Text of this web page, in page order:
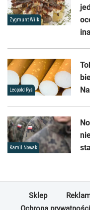
Zygmunt Wilk
Leopold Ryś
Kamil Nowak
Sklep